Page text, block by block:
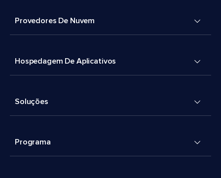
Provedores De Nuvem
Hospedagem De Aplicativos
Soluções
Programa